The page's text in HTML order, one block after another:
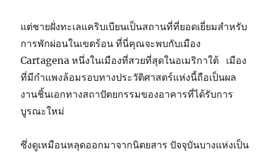
แต่ชายฝั่งทะเลแคริบเบียนเป็นสถานที่ที่ยอดเยี่ยมสำหรับ
การพักผ่อนในเขตร้อน ที่นี่คุณจะพบกับเมือง
Cartagena หนึ่งในเมืองที่สวยที่สุดในอเมริกาใต้ เมือง
ที่มีกำแพงล้อมรอบทางประวัติศาสตร์แห่งนี้ถือเป็นผล
งานชิ้นเอกทางสถาปัตยกรรมของอาคารที่ได้รับการ
บูรณะใหม่
ซึ่งดูเหมือนหลุดออกมาจากนิตยสาร ปัจจุบันบางแห่งเป็น